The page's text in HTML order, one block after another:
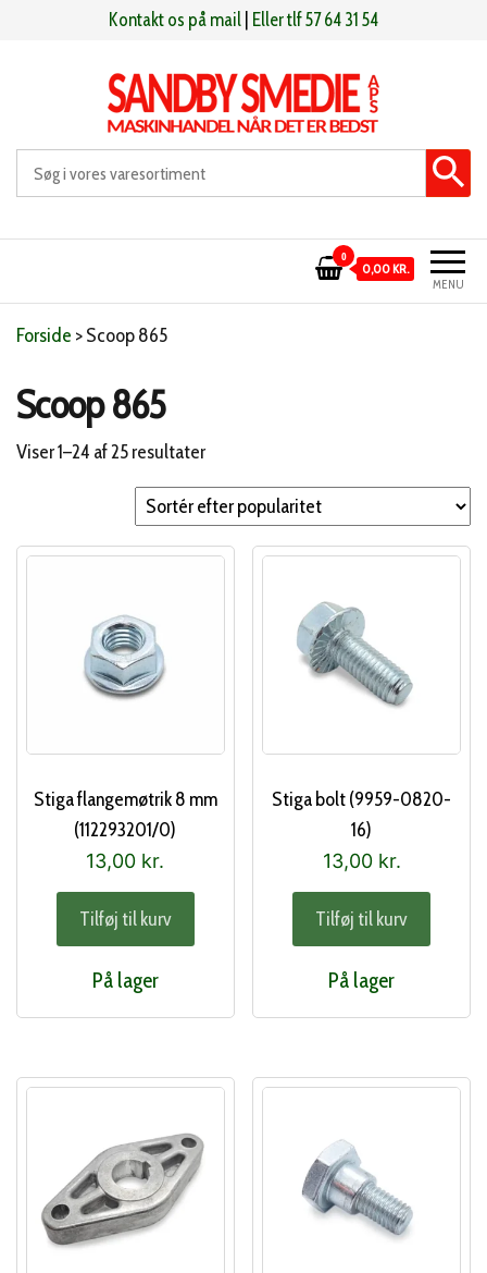
Kontakt os på mail Eller tlf 57 64 31 54
Sandby smeden Maskinhandel når det er bedst
MENU
0
0,00 KR.
Forside >Scoop 865
Scoop 865
Viser 1–24 af 25 resultaterSorteret
efter
popularitet
Stiga flangemøtrik 8 mm
(112293201/0)
13,00 kr.
Tilføj til kurv
På lager
Stiga bolt (9959-0820-
16)
13,00 kr.
Tilføj til kurv
På lager